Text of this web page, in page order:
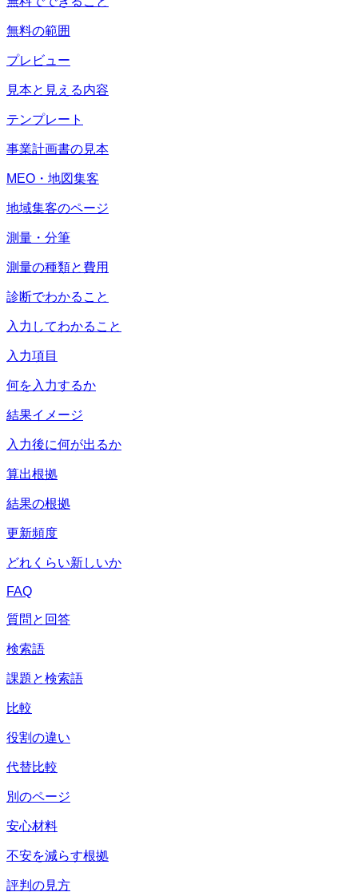
無料の範囲
プレビュー
見本と見える内容
テンプレート
事業計画書の見本
MEO・地図集客
地域集客のページ
測量・分筆
測量の種類と費用
診断でわかること
入力してわかること
入力項目
何を入力するか
結果イメージ
入力後に何が出るか
算出根拠
結果の根拠
更新頻度
どれくらい新しいか
FAQ
質問と回答
検索語
課題と検索語
比較
役割の違い
代替比較
別のページ
安心材料
不安を減らす根拠
評判の見方